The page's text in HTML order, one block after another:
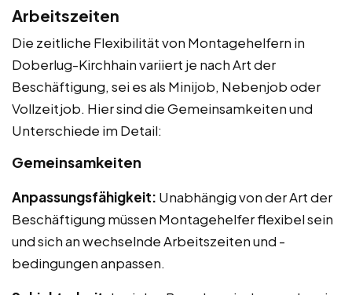
Arbeitszeiten
Die zeitliche Flexibilität von Montagehelfern in
Doberlug-Kirchhain variiert je nach Art der
Beschäftigung, sei es als Minijob, Nebenjob oder
Vollzeitjob. Hier sind die Gemeinsamkeiten und
Unterschiede im Detail:
Gemeinsamkeiten
Anpassungsfähigkeit: Unabhängig von der Art der
Beschäftigung müssen Montagehelfer flexibel sein
und sich an wechselnde Arbeitszeiten und -
bedingungen anpassen.